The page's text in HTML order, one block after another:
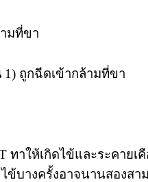
มที่ขา
1) ถูกฉีดเข้ากล้ามที่ขา
ทาให้เกิดไข้และระคาย
ข้บางครั้งอาจนานสองสา